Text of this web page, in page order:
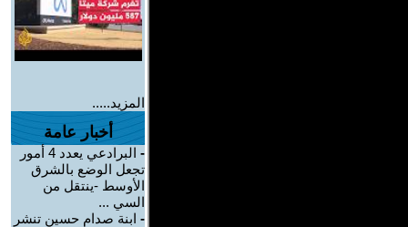
المزيد.....
أخبار عامة
-
البرادعي يعدد 4 أمور
تجعل الوضع بالشرق
الأوسط -ينتقل من
السي ...
- ابنة صدام حسين تنشر